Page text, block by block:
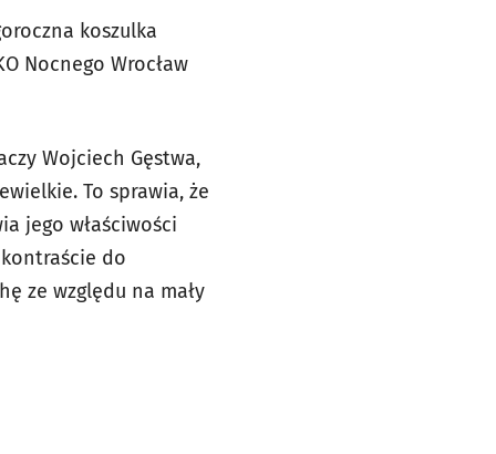
koszulka
Nocnego Wrocław
Wojciech Gęstwa,
To sprawia, że
jego właściwości
do
ze względu na mały